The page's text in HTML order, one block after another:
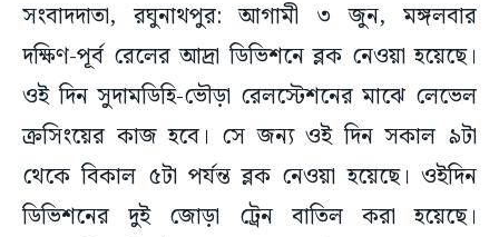
সংবাদদাতা, রঘুনাথপুর: আগামী ৩ জুন, মঙ্গলবার
দক্ষিণ-পূর্ব রেলের আদ্রা ডিভিশনে ব্লক নেওয়া হয়েছে।
ওই দিন সুদামডিহি-ভৌড়া রেলস্টেশনের মাঝে লেভেল
ক্রসিংয়ের কাজ হবে। সে জন্য ওই দিন সকাল ৯টা
থেকে বিকাল ৫টা পর্যন্ত ব্লক নেওয়া হয়েছে। ওইদিন
ডিভিশনের দুই জোড়া ট্রেন বাতিল করা হয়েছে।